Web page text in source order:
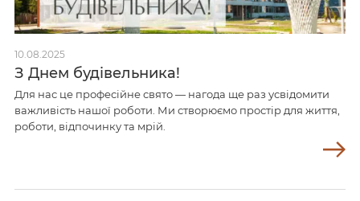
10.08.2025
З Днем будівельника!
Для нас це професійне свято — нагода ще раз усвідомити
важливість нашої роботи. Ми створюємо простір для життя,
роботи, відпочинку та мрій.